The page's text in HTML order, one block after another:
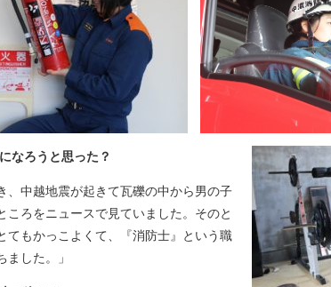
なろうと思った？
、中越地震が起きて瓦礫の中から男の子
ころをニュースで見ていました。そのと
てもかっこよくて、『消防士』という職
ました。」